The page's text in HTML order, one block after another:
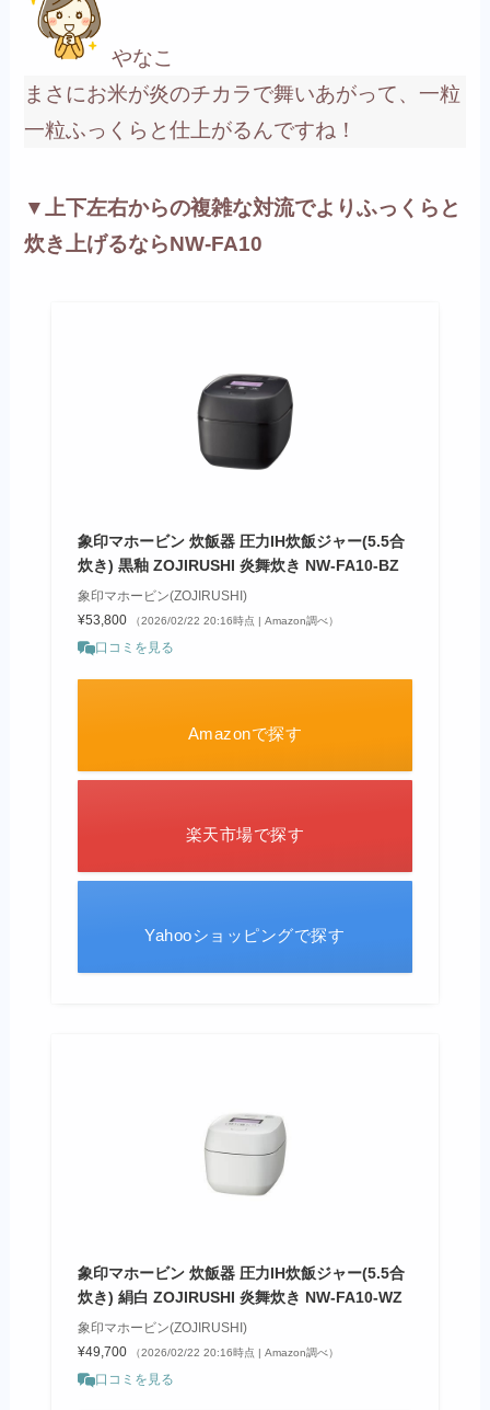
やなこ
まさにお米が炎のチカラで舞いあがって、一粒
一粒ふっくらと仕上がるんですね！
▼上下左右からの複雑な対流でよりふっくらと
炊き上げるならNW-FA10
象印マホービン 炊飯器 圧力IH炊飯ジャー(5.5合
炊き) 黒釉 ZOJIRUSHI 炎舞炊き NW-FA10-BZ
象印マホービン(ZOJIRUSHI)
¥53,800
（2026/02/22 20:16時点 | Amazon調べ）
口コミを見る
Amazonで探す
楽天市場で探す
Yahooショッピングで探す
象印マホービン 炊飯器 圧力IH炊飯ジャー(5.5合
炊き) 絹白 ZOJIRUSHI 炎舞炊き NW-FA10-WZ
象印マホービン(ZOJIRUSHI)
¥49,700
（2026/02/22 20:16時点 | Amazon調べ）
口コミを見る